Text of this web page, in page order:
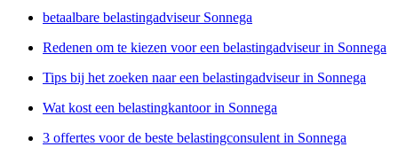
betaalbare belastingadviseur Sonnega
Redenen om te kiezen voor een belastingadviseur in Sonnega
Tips bij het zoeken naar een belastingadviseur in Sonnega
Wat kost een belastingkantoor in Sonnega
3 offertes voor de beste belastingconsulent in Sonnega